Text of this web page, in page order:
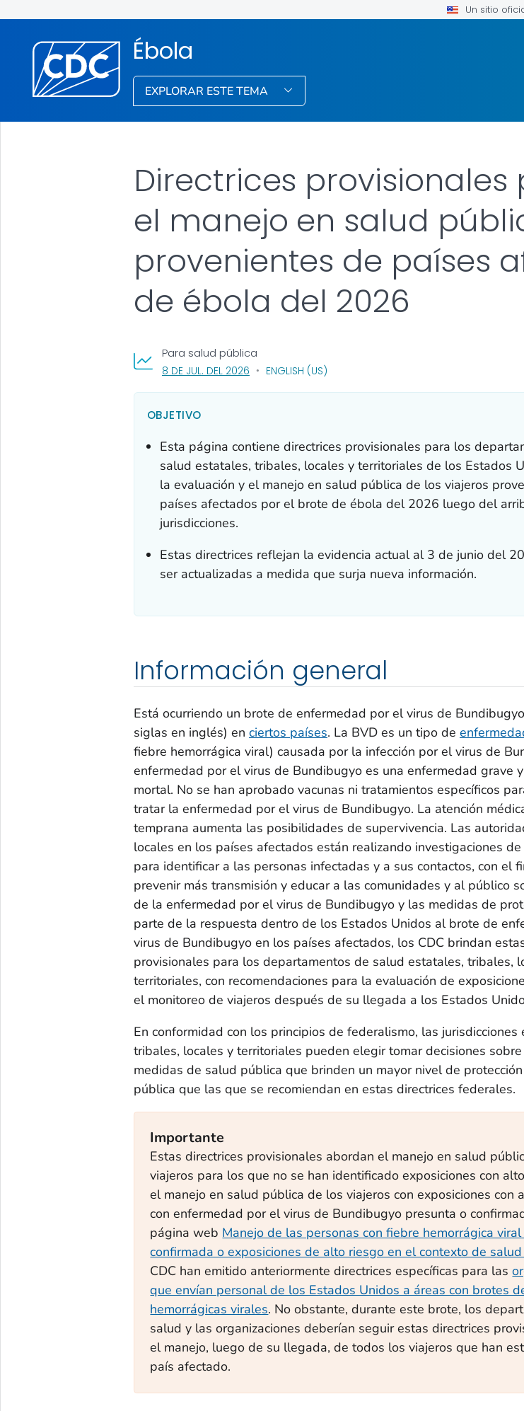
Un sitio
Ébola
EXPLORAR ESTE TEMA
Directrices
el manejo en salud
provenientes de países
de ébola del 2026
Para salud pública
8 DE JUL. DEL 2026, VISIT LINK FOR DETAILS.
ENGLISH (US)
OBJETIVO
Esta página contiene directrices provisionales para los
salud estatales, tribales, locales y territoriales de los Estados
la evaluación y el manejo en salud pública de los viajeros
países afectados por el brote de ébola del 2026 luego del
jurisdicciones.
Estas directrices reflejan la evidencia actual al 3 de junio del
ser actualizadas a medida que surja nueva información.
Información general
Está ocurriendo un brote de enfermedad por el virus de
siglas en inglés) en ciertos países. La BVD es un tipo de
fiebre hemorrágica viral) causada por la infección por el virus de
enfermedad por el virus de Bundibugyo es una enfermedad grave
mortal. No se han aprobado vacunas ni tratamientos específicos
tratar la enfermedad por el virus de Bundibugyo. La atención
temprana aumenta las posibilidades de supervivencia. Las
locales en los países afectados están realizando investigaciones
para identificar a las personas infectadas y a sus contactos, con el
prevenir más transmisión y educar a las comunidades y al público
de la enfermedad por el virus de Bundibugyo y las medidas de
parte de la respuesta dentro de los Estados Unidos al brote de
virus de Bundibugyo en los países afectados, los CDC brindan
provisionales para los departamentos de salud estatales, tribales,
territoriales, con recomendaciones para la evaluación de
el monitoreo de viajeros después de su llegada a los Estados
En conformidad con los principios de federalismo, las jurisdicciones
tribales, locales y territoriales pueden elegir tomar decisiones
medidas de salud pública que brinden un mayor nivel de
pública que las que se recomiendan en estas directrices federales.
Importante
Estas directrices provisionales abordan el manejo en salud
viajeros para los que no se han identificado exposiciones con
el manejo en salud pública de los viajeros con exposiciones con
con enfermedad por el virus de Bundibugyo presunta o
página web Manejo de las personas con fiebre hemorrágica
confirmada o exposiciones de alto riesgo en el contexto de
CDC han emitido anteriormente directrices específicas para las
que envían personal de los Estados Unidos a áreas con brotes
hemorrágicas virales. No obstante, durante este brote, los
salud y las organizaciones deberían seguir estas directrices
el manejo, luego de su llegada, de todos los viajeros que han
país afectado.